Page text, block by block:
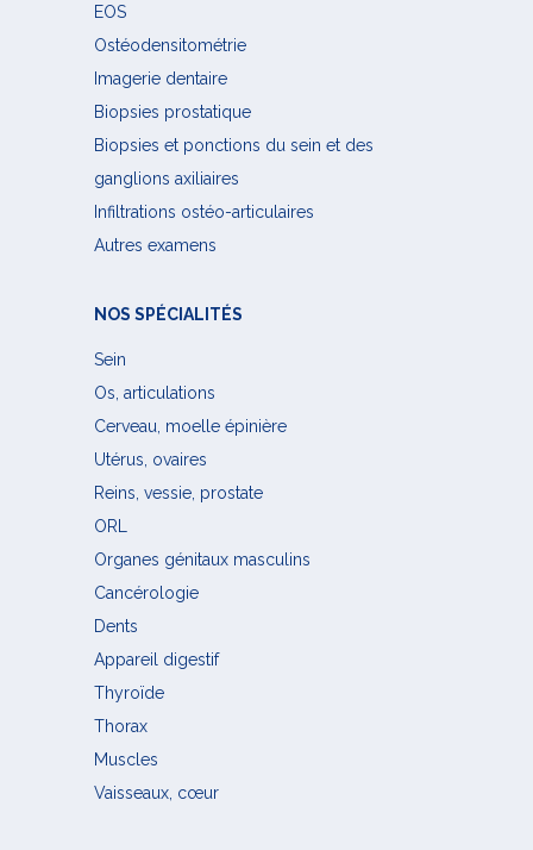
EOS
Ostéodensitométrie
Imagerie dentaire
Biopsies prostatique
Biopsies et ponctions du sein et des
ganglions axiliaires
Infiltrations ostéo-articulaires
Autres examens
NOS SPÉCIALITÉS
Sein
Os, articulations
Cerveau, moelle épinière
Utérus, ovaires
Reins, vessie, prostate
ORL
Organes génitaux masculins
Cancérologie
Dents
Appareil digestif
Thyroïde
Thorax
Muscles
Vaisseaux, cœur